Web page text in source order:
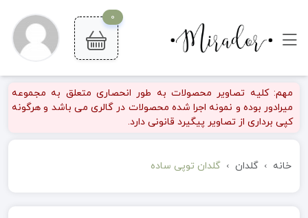
0
مهم: کلیه تصاویر محصولات به طور انحصاری متعلق به مجموعه
میرادور بوده و نمونه اجرا شده محصولات در گالری می باشد و هرگونه
کپی برداری از تصاویر پیگیرد قانونی دارد.
خانه گلدان گلدان توپی ساده